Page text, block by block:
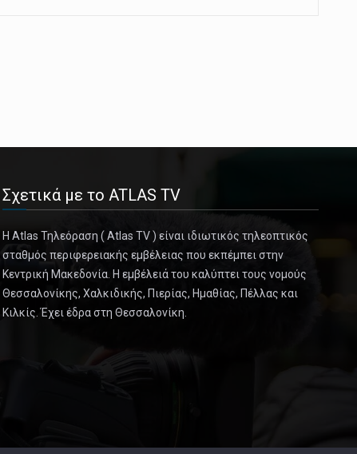
Σχετικά με το ATLAS TV
Η Atlas Τηλεόραση ( Atlas TV ) είναι ιδιωτικός τηλεοπτικός
σταθμός περιφερειακής εμβέλειας που εκπέμπει στην
Κεντρική Μακεδονία. Η εμβέλειά του καλύπτει τους νομούς
Θεσσαλονίκης, Χαλκιδικής, Πιερίας, Ημαθίας, Πέλλας και
Κιλκίς. Έχει έδρα στη Θεσσαλονίκη.